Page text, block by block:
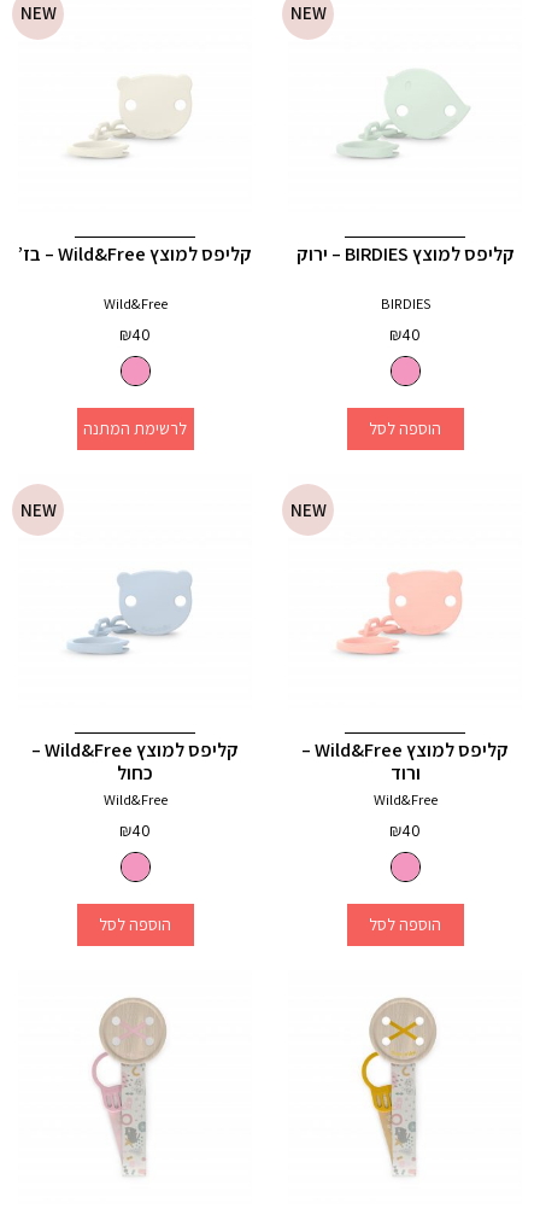
NEW
קליפס למוצץ BIRDIES – ירוק
BIRDIES
₪40
הוספה לסל
NEW
קליפס למוצץ Wild&Free – בז’
Wild&Free
₪40
לרשימת המתנה
NEW
קליפס למוצץ Wild&Free –
ורוד
Wild&Free
₪40
הוספה לסל
NEW
קליפס למוצץ Wild&Free –
כחול
Wild&Free
₪40
הוספה לסל